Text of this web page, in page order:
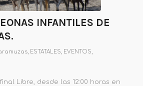
INFANTILES DE
, ESTATALES EVENTOS
Libre, desde las 12:00 horas en